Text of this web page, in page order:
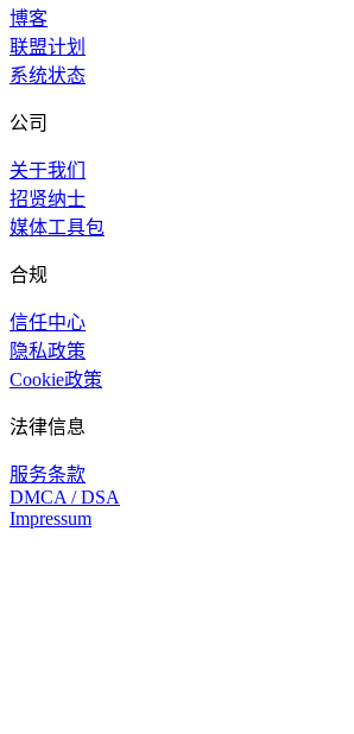
博客
联盟计划
系统状态
公司
关于我们
招贤纳士
媒体工具包
合规
信任中心
隐私政策
Cookie政策
法律信息
服务条款
DMCA / DSA
Impressum